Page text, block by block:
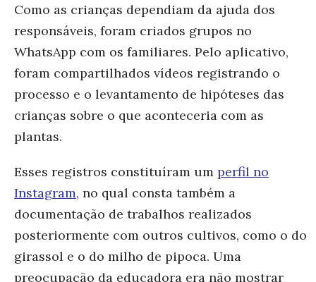
Como as crianças dependiam da ajuda dos
responsáveis, foram criados grupos no
WhatsApp com os familiares. Pelo aplicativo,
foram compartilhados vídeos registrando o
processo e o levantamento de hipóteses das
crianças sobre o que aconteceria com as
plantas.
Esses registros constituíram um perfil no
Instagram, no qual consta também a
documentação de trabalhos realizados
posteriormente com outros cultivos, como o do
girassol e o do milho de pipoca. Uma
preocupação da educadora era não mostrar